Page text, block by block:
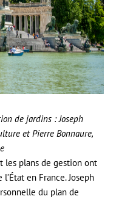
de jardins : Joseph
et Pierre Bonnaure,
les plans de gestion ont
en France. Joseph
du plan de